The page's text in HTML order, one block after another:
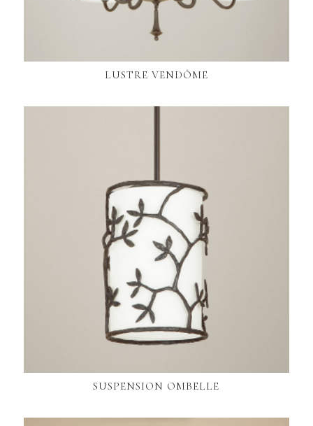
LUSTRE VENDÔME
SUSPENSION OMBELLE